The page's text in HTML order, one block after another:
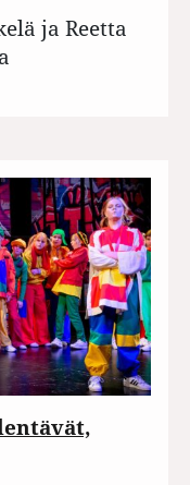
ja Reetta